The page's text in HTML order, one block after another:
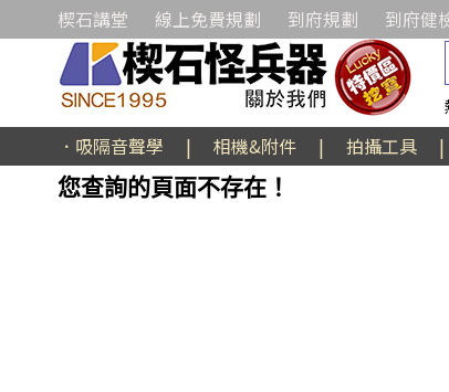
楔石講堂 線上免費規劃 到府規劃 到府健
．吸隔音聲學 | 相機&附件 | 拍攝工具 |
您查詢的頁面不存在！